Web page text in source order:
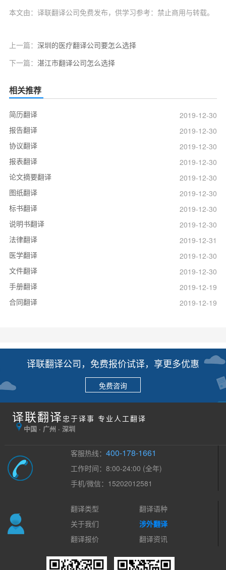
本文由：译联翻译公司免费发布，供学习参考：禁止商用与转载。
上一篇： 深圳的医疗翻译公司要怎么选择
下一篇： 湛江市翻译公司怎么选择
相关推荐
简历翻译
2019-12-30
报告翻译
2019-12-30
协议翻译
2019-12-30
报表翻译
2019-12-30
论文摘要翻译
2019-12-30
图纸翻译
2019-12-30
标书翻译
2019-12-30
说明书翻译
2019-12-30
法律翻译
2019-12-31
医学翻译
2019-12-30
文件翻译
2019-12-30
手册翻译
2019-12-19
合同翻译
2019-12-19
译联翻译公司，免费报价试译，享更多优惠
免费咨询
译联翻译 忠于译事 专业人工翻译
中国 · 广州 · 深圳
客服热线：400-178-1661
工作时间：8:00-24:00 (全年)
手机/微信：15202012581
翻译类型
翻译语种
关于我们
涉外翻译
翻译报价
翻译资讯